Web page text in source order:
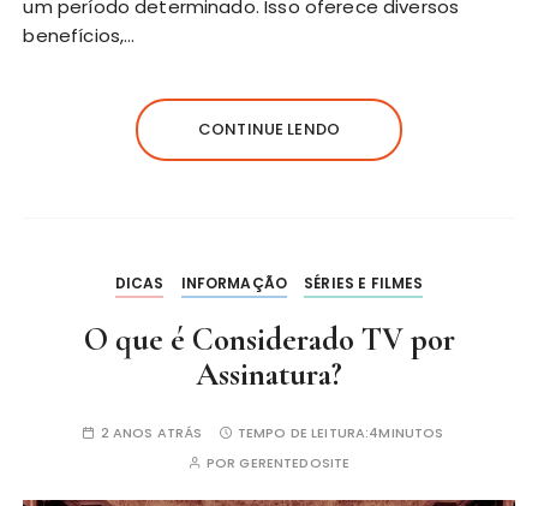
um período determinado. Isso oferece diversos
benefícios,…
CONTINUE LENDO
DICAS INFORMAÇÃO SÉRIES E FILMES
O que é Considerado TV por
Assinatura?
2 ANOS ATRÁS TEMPO DE LEITURA:4MINUTOS
PORGERENTEDOSITE